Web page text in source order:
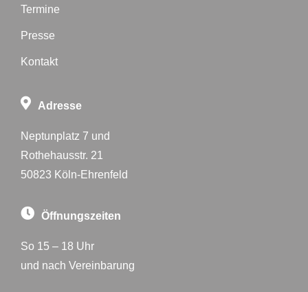
Termine
Presse
Kontakt
Adresse
Neptunplatz 7 und
Rothehausstr. 21
50823 Köln-Ehrenfeld
Öffnungszeiten
So 15 – 18 Uhr
und nach Vereinbarung